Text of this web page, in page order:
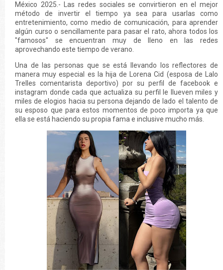
México 2025.- Las redes sociales se convirtieron en el mejor
método de invertir el tiempo ya sea para usarlas como
entretenimiento, como medio de comunicación, para aprender
algún curso o sencillamente para pasar el rato, ahora todos los
"famosos" se encuentran muy de lleno en las redes
aprovechando este tiempo de verano.
Una de las personas que se está llevando los reflectores de
manera muy especial es la hija de Lorena Cid (esposa de Lalo
Trelles comentarista deportivo) por su perfil de facebook e
instagram donde cada que actualiza su perfil le llueven miles y
miles de elogios hacia su persona dejando de lado el talento de
su esposo que para estos momentos de poco importa ya que
ella se está haciendo su propia fama e inclusive mucho más.